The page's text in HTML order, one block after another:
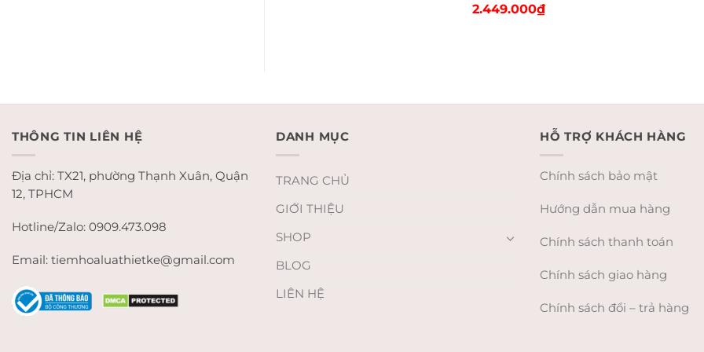
Original
2.449.000₫Current
THÔNG TIN LIÊN HỆ
Địa chỉ: TX21, phường Thạnh Xuân, Quận
12, TPHCM
Hotline/Zalo: 0909.473.098
Email: tiemhoaluathietke@gmail.com
DANH MỤC
TRANG CHỦ
GIỚI THIỆU
SHOP
BLOG
LIÊN HỆ
HỖ TRỢ KHÁCH HÀNG
Chính sách bảo mật
Hướng dẫn mua hàng
Chính sách thanh toán
Chính sách giao hàng
Chính sách đổi – trả hàng